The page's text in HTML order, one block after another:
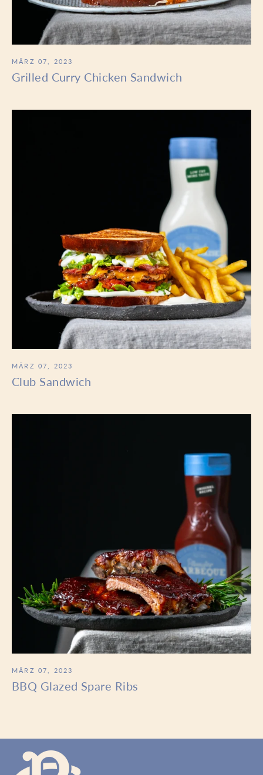
MÄRZ 07, 2023
Grilled Curry Chicken Sandwich
MÄRZ 07, 2023
Club Sandwich
MÄRZ 07, 2023
BBQ Glazed Spare Ribs